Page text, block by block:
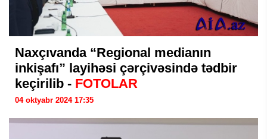
Naxçıvanda “Regional medianın
inkişafı” layihəsi çərçivəsində tədbir
keçirilib - FOTOLAR
04 oktyabr 2024 17:35